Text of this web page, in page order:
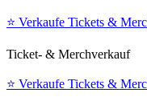
⭐️ Verkaufe Tickets &
Ticket- & Merchverkauf
⭐️ Verkaufe Tickets &